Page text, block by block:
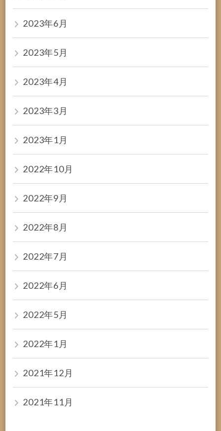
2023年6月
2023年5月
2023年4月
2023年3月
2023年1月
2022年10月
2022年9月
2022年8月
2022年7月
2022年6月
2022年5月
2022年1月
2021年12月
2021年11月